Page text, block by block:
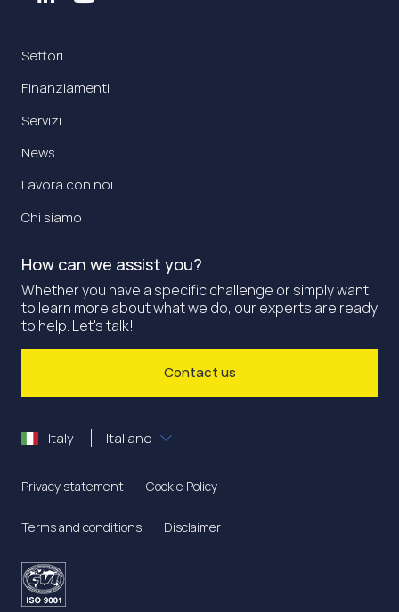
Settori
Finanziamenti
Servizi
News
Lavora con noi
Chi siamo
How can we assist you?
Whether you have a specific challenge or simply want
to learn more about what we do, our experts are ready
to help. Let's talk!
Contact us
Italy Italiano
Privacy statement Cookie Policy
Terms and conditions Disclaimer